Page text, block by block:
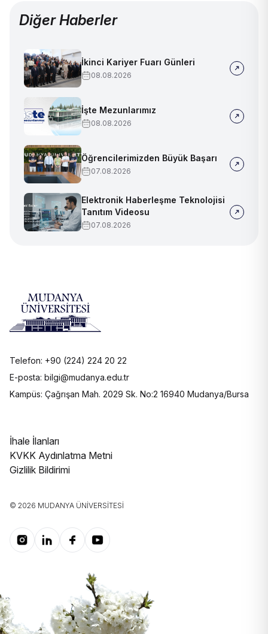
Diğer Haberler
İkinci Kariyer Fuarı Günleri
08.08.2026
İşte Mezunlarımız
08.08.2026
Öğrencilerimizden Büyük Başarı
07.08.2026
Elektronik Haberleşme Teknolojisi
Tanıtım Videosu
07.08.2026
Telefon: +90 (224) 224 20 22
E-posta: bilgi@mudanya.edu.tr
Kampüs: Çağrışan Mah. 2029 Sk. No:2 16940 Mudanya/Bursa
İhale İlanları
KVKK Aydınlatma Metni
Gizlilik Bildirimi
© 2026 MUDANYA ÜNIVERSITESI